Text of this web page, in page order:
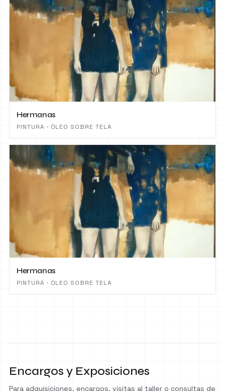
Hermanas
PINTURA · ÓLEO SOBRE TELA
Hermanas
PINTURA · ÓLEO SOBRE TELA
Encargos y Exposiciones
Para adquisiciones, encargos, visitas al taller o consultas de